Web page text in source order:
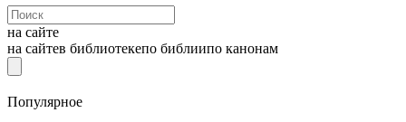
на сайте
на сайтев библиотекепо библиипо канонам
Популярное